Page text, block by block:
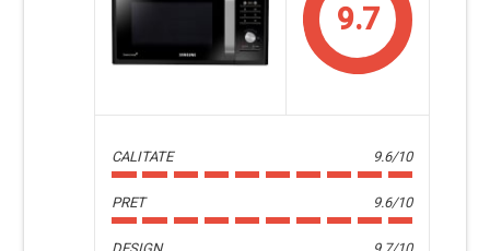
9.7
CALITATE 9.6/10
PRET 9.6/10